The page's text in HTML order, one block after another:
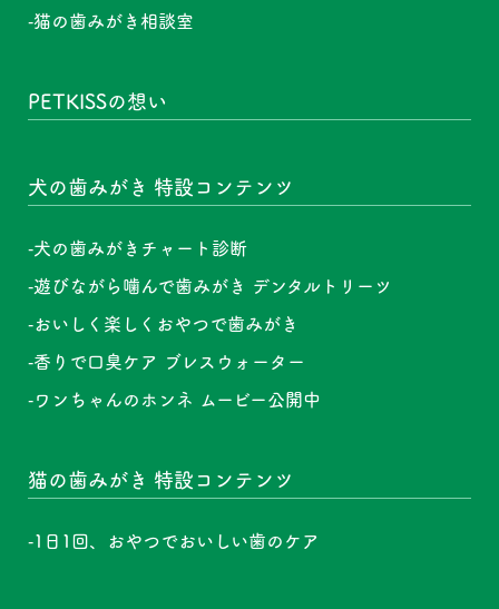
猫の歯みがき相談室
PETKISSの想い
犬の歯みがき 特設コンテンツ
犬の歯みがきチャート診断
遊びながら噛んで歯みがき デンタルトリーツ
おいしく楽しくおやつで歯みがき
香りで口臭ケア ブレスウォーター
ワンちゃんのホンネ ムービー公開中
猫の歯みがき 特設コンテンツ
1日1回、おやつでおいしい歯のケア